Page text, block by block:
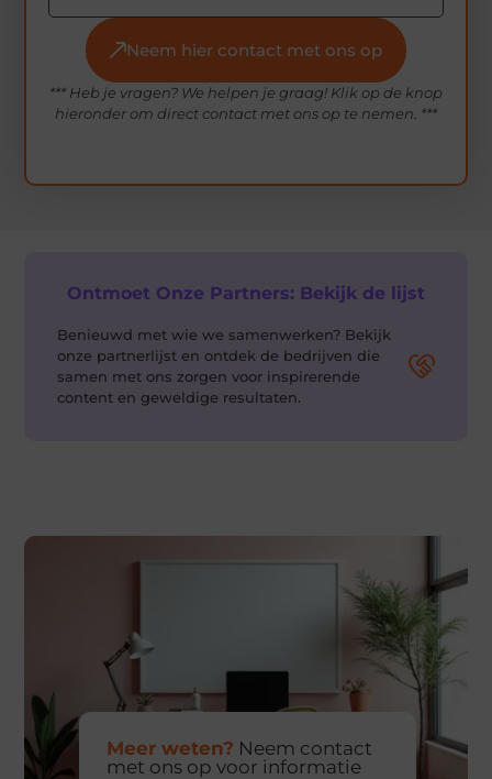
Neem hier contact met ons op
*** Heb je vragen? We helpen je graag! Klik op de knop
hieronder om direct contact met ons op te nemen. ***
Ontmoet Onze Partners: Bekijk de lijst
Benieuwd met wie we samenwerken? Bekijk
onze partnerlijst en ontdek de bedrijven die
samen met ons zorgen voor inspirerende
content en geweldige resultaten.
Meer weten? Neem contact
met ons op voor informatie